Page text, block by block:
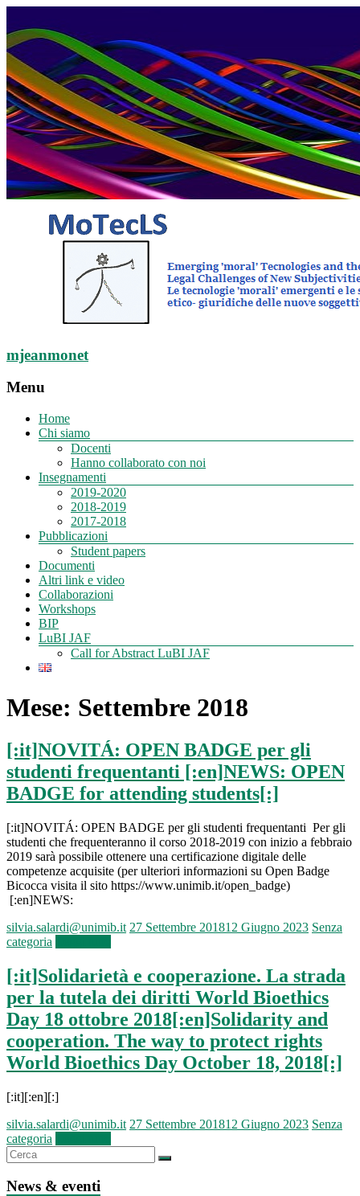
mjeanmonet
Menu
Home
Chi siamo
Docenti
Hanno collaborato con noi
Insegnamenti
2019-2020
2018-2019
2017-2018
Pubblicazioni
Student papers
Documenti
Altri link e video
Collaborazioni
Workshops
BIP
LuBI JAF
Call for Abstract LuBI JAF
Mese: Settembre 2018
[:it]NOVITÁ: OPEN BADGE per gli
studenti frequentanti [:en]NEWS: OPEN
BADGE for attending students[:]
[:it]NOVITÁ: OPEN BADGE per gli studenti frequentanti Per gli
studenti che frequenteranno il corso 2018-2019 con inizio a febbraio
2019 sarà possibile ottenere una certificazione digitale delle
competenze acquisite (per ulteriori informazioni su Open Badge
Bicocca visita il sito https://www.unimib.it/open_badge)
[:en]NEWS:
silvia.salardi@unimib.it 27 Settembre 201812 Giugno 2023 Senza
categoria
[:it]Solidarietà e cooperazione. La strada
per la tutela dei diritti World Bioethics
Day 18 ottobre 2018[:en]Solidarity and
cooperation. The way to protect rights
World Bioethics Day October 18, 2018[:]
[:it][:en][:]
silvia.salardi@unimib.it 27 Settembre 201812 Giugno 2023 Senza
categoria
News & eventi